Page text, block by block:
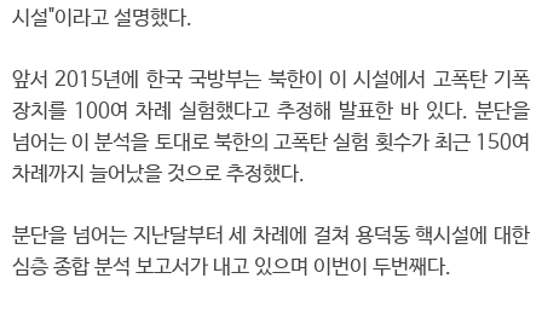
시설"이라고 설명했다.
앞서 2015년에 한국 국방부는 북한이 이 시설에서 고폭탄 기폭
장치를 100여 차례 실험했다고 추정해 발표한 바 있다. 분단을
넘어는 이 분석을 토대로 북한의 고폭탄 실험 횟수가 최근 150여
차례까지 늘어났을 것으로 추정했다.
분단을 넘어는 지난달부터 세 차례에 걸쳐 용덕동 핵시설에 대한
심층 종합 분석 보고서가 내고 있으며 이번이 두번째다.